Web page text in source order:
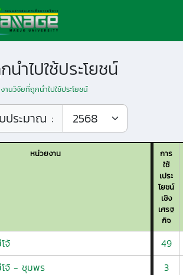
ำไปใช้ประโยชน์
งานวิจัยที่ถูกนำไปใช้ประโยชน์
ประมาณ :
หน่วยงาน
การ
ใช้
เประ
โยชน์
เชิง
เศรฐ
กิจ
จ้
49
โจ้ - ชุมพร
3